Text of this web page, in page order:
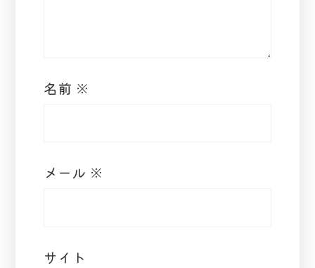
名前 ※
メール ※
サイト